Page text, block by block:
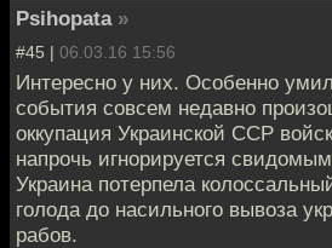
Psihopata »
#45 | 06.03.16 15:56
Интересно у них. Особенно
события совсем недавно
оккупация Украинской ССР
напрочь игнорируется
Украина потерпела
голода до насильного вывоза
рабов.